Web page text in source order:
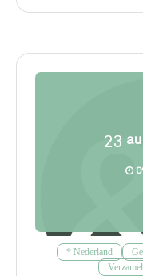
23
* Nederland